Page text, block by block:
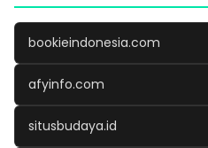
bookieindonesia.com
afyinfo.com
situsbudaya.id